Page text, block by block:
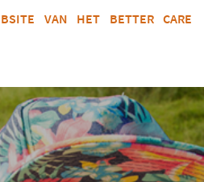
VAN HET BETTER CARE